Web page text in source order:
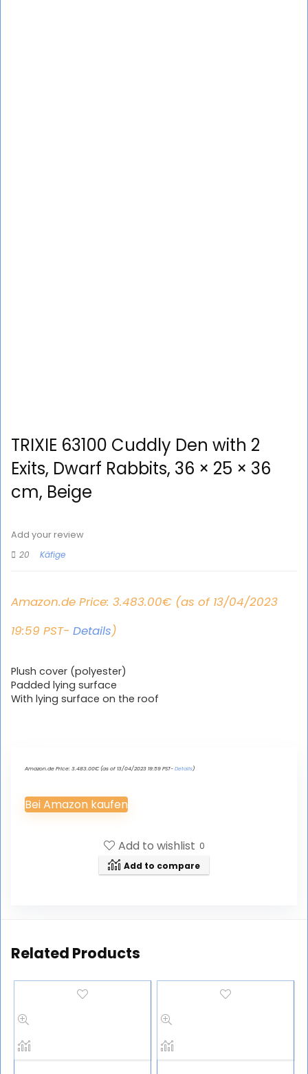
TRIXIE 63100 Cuddly Den with 2
Exits, Dwarf Rabbits, 36 × 25 × 36
cm, Beige
Add your review
20
Käfige
Amazon.de Price: 3.483.00€ (as of 13/04/2023
19:59 PST- Details)
Plush cover (polyester)
Padded lying surface
With lying surface on the roof
Amazon.de Price: 3.483.00€ (as of 13/04/2023 19:59 PST-Details)
Bei Amazon kaufen
Add to wishlist 0
Add to compare
Related Products